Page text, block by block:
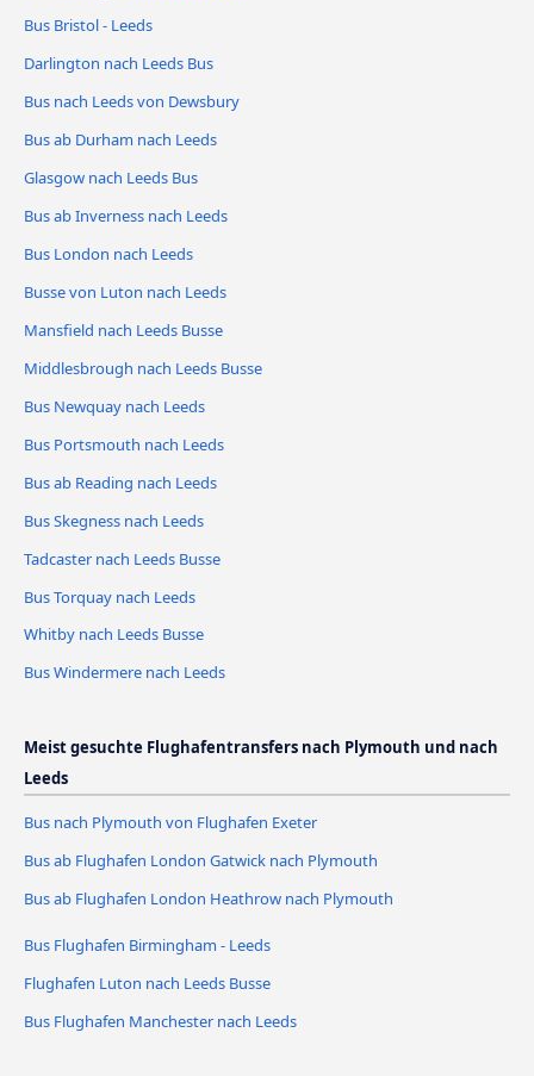
Bus Bristol - Leeds
Darlington nach Leeds Bus
Bus nach Leeds von Dewsbury
Bus ab Durham nach Leeds
Glasgow nach Leeds Bus
Bus ab Inverness nach Leeds
Bus London nach Leeds
Busse von Luton nach Leeds
Mansfield nach Leeds Busse
Middlesbrough nach Leeds Busse
Bus Newquay nach Leeds
Bus Portsmouth nach Leeds
Bus ab Reading nach Leeds
Bus Skegness nach Leeds
Tadcaster nach Leeds Busse
Bus Torquay nach Leeds
Whitby nach Leeds Busse
Bus Windermere nach Leeds
Meist gesuchte Flughafentransfers nach Plymouth und nach
Leeds
Bus nach Plymouth von Flughafen Exeter
Bus ab Flughafen London Gatwick nach Plymouth
Bus ab Flughafen London Heathrow nach Plymouth
Bus Flughafen Birmingham - Leeds
Flughafen Luton nach Leeds Busse
Bus Flughafen Manchester nach Leeds